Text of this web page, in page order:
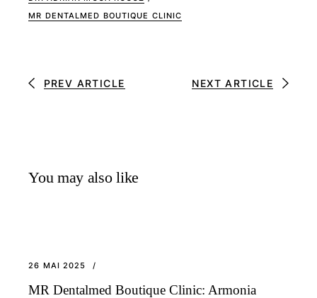
MR DENTALMED BOUTIQUE CLINIC
PREV ARTICLE NEXT ARTICLE
You may also like
26 MAI 2025
MR Dentalmed Boutique Clinic: Armonia